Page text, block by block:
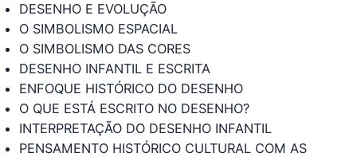
DESENHO E EVOLUÇÃO
O SIMBOLISMO ESPACIAL
O SIMBOLISMO DAS CORES
DESENHO INFANTIL E ESCRITA
ENFOQUE HISTÓRICO DO DESENHO
O QUE ESTÁ ESCRITO NO DESENHO?
INTERPRETAÇÃO DO DESENHO INFANTIL
PENSAMENTO HISTÓRICO CULTURAL COM AS